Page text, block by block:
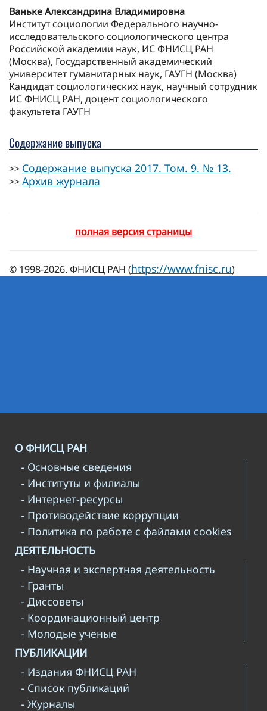
Ваньке Александрина Владимировна
Институт социологии Федерального научно-
исследовательского социологического центра
Российской академии наук, ИС ФНИСЦ РАН
(Москва), Государственный академический
университет гуманитарных наук, ГАУГН (Москва)
Кандидат социологических наук, научный сотрудник
ИС ФНИСЦ РАН, доцент социологического
факультета ГАУГН
Содержание выпуска
>> Содержание выпуска 2017. Том. 9. № 13.
>>Архив журнала
полная версия страницы
© 1998-2026. ФНИСЦ РАН (https://www.fnisc.ru)
О ФНИСЦ РАН
- Основные сведения
- Институты и филиалы
- Интернет-ресурсы
- Противодействие коррупции
- Политика по работе с файлами cookies
ДЕЯТЕЛЬНОСТЬ
- Научная и экспертная деятельность
- Гранты
- Диссоветы
- Координационный центр
- Молодые ученые
ПУБЛИКАЦИИ
- Издания ФНИСЦ РАН
- Список публикаций
- Журналы